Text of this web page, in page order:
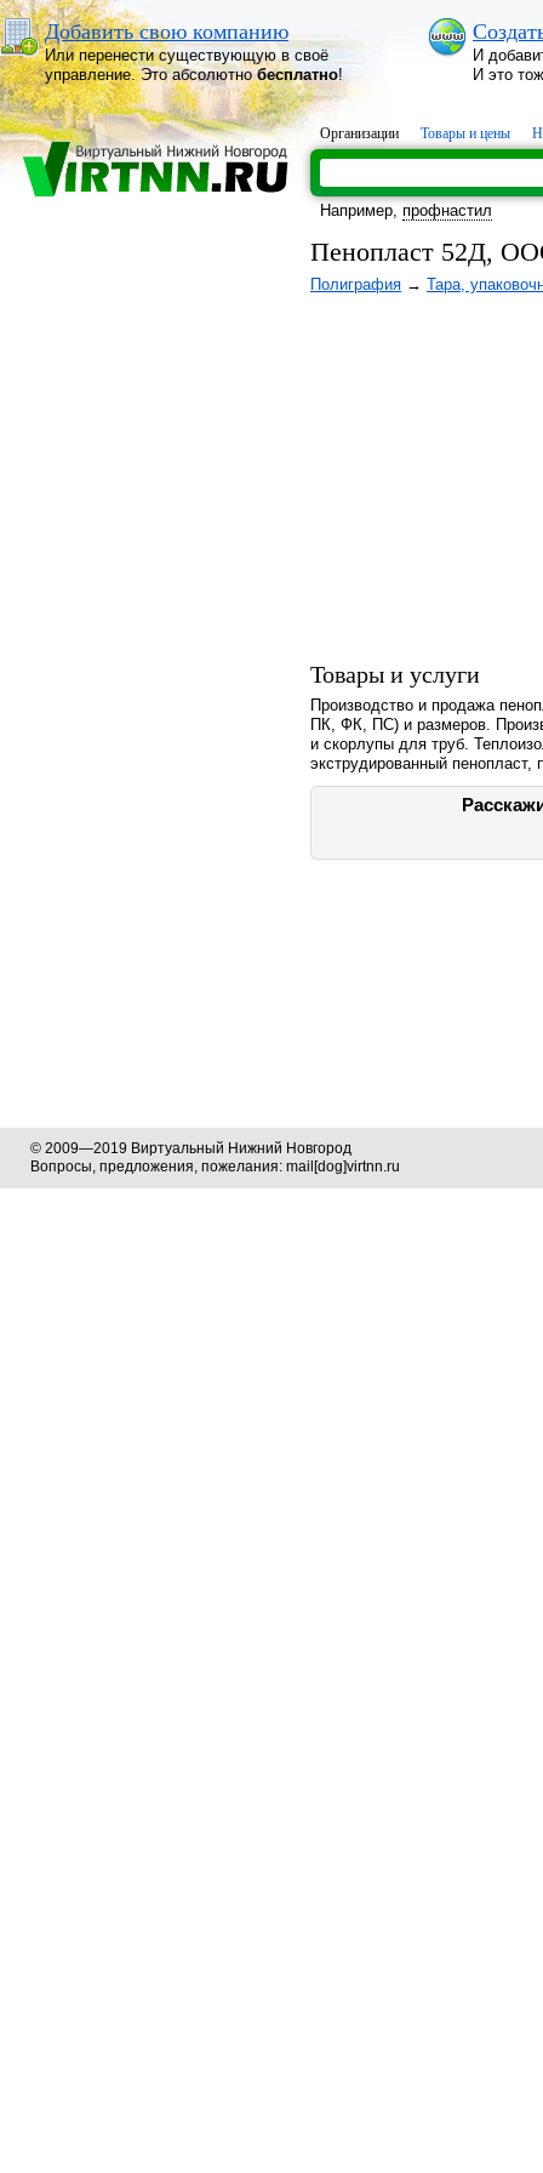
Добавить свою компанию
Или перенести существующую в своё
управление. Это абсолютнобесплатно!
И
И это
Организации Товары и цены
Например, профнастил
Пенопласт 52Д,
Полиграфия → Тара,
Товары и услуги
Производство и продажа
ПК, ФК, ПС) и размеров.
и скорлупы для труб.
экструдированный пенопласт,
© 2009—2019 Виртуальный Нижний Новгород
Вопросы, предложения, пожелания: mail[dog]virtnn.ru